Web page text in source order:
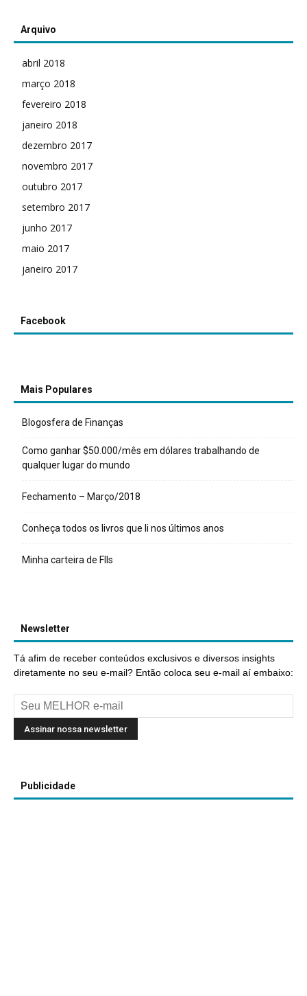
Arquivo
abril 2018
março 2018
fevereiro 2018
janeiro 2018
dezembro 2017
novembro 2017
outubro 2017
setembro 2017
junho 2017
maio 2017
janeiro 2017
Facebook
Mais Populares
Blogosfera de Finanças
Como ganhar $50.000/mês em dólares trabalhando de
qualquer lugar do mundo
Fechamento – Março/2018
Conheça todos os livros que li nos últimos anos
Minha carteira de FIIs
Newsletter
Tá afim de receber conteúdos exclusivos e diversos insights
diretamente no seu e-mail? Então coloca seu e-mail aí embaixo:
Publicidade